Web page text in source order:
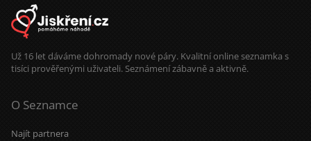
Už 16 let dáváme dohromady nové páry. Kvalitní online seznamka s
tisíci prověřenými uživateli. Seznámení zábavně a aktivně.
O Seznamce
Najít partnera